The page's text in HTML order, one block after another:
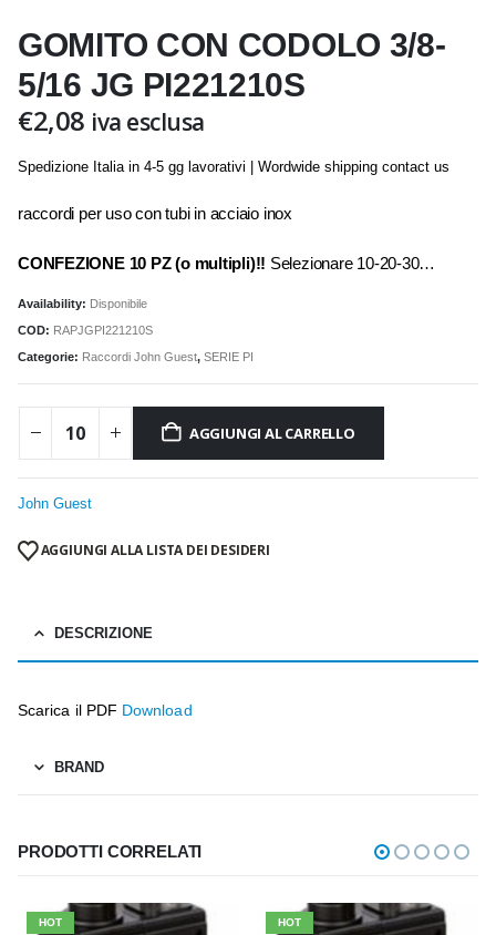
GOMITO CON CODOLO 3/8-
5/16 JG PI221210S
€2,08 iva esclusa
Spedizione Italia in 4-5 gg lavorativi | Wordwide shipping contact us
raccordi per uso con tubi in acciaio inox
CONFEZIONE 10 PZ (o multipli)!! Selezionare 10-20-30…
Availability: Disponibile
COD: RAPJGPI221210S
Categorie: Raccordi John Guest, SERIE PI
AGGIUNGI AL CARRELLO
John Guest
AGGIUNGI ALLA LISTA DEI DESIDERI
DESCRIZIONE
Scarica il PDF Download
BRAND
PRODOTTI CORRELATI
HOT HOT